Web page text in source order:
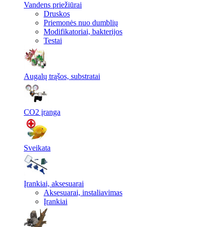
Vandens priežiūrai
Druskos
Priemonės nuo dumblių
Modifikatoriai, bakterijos
Testai
Augalų trąšos, substratai
CO2 įranga
Sveikata
Įrankiai, aksesuarai
Aksesuarai, instaliavimas
Įrankiai